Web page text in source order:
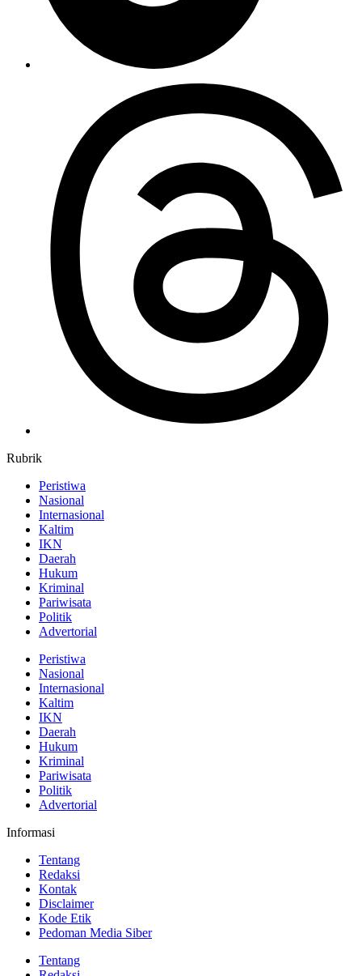
Rubrik
Peristiwa
Nasional
Internasional
Kaltim
IKN
Daerah
Hukum
Kriminal
Pariwisata
Politik
Advertorial
Peristiwa
Nasional
Internasional
Kaltim
IKN
Daerah
Hukum
Kriminal
Pariwisata
Politik
Advertorial
Informasi
Tentang
Redaksi
Kontak
Disclaimer
Kode Etik
Pedoman Media Siber
Tentang